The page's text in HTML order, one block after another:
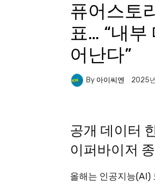
퓨어스토
표… “내부
어난다”
By 아이씨엔 2025
공개 데이터
이퍼바이저
올해는 인공지능(AI)